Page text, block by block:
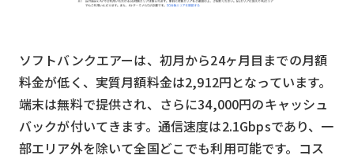
ソフトバンクエアーは、初月から24ヶ月目までの月額
料金が低く、実質月額料金は2,912円となっています。
端末は無料で提供され、さらに34,000円のキャッシュ
バックが付いてきます。通信速度は2.1Gbpsであり、一
部エリア外を除いて全国どこでも利用可能です。コス